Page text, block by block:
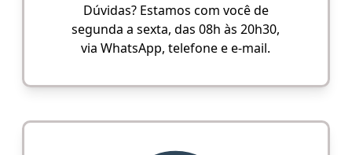
Dúvidas? Estamos com você de
segunda a sexta, das 08h às 20h30,
via WhatsApp, telefone e e-mail.